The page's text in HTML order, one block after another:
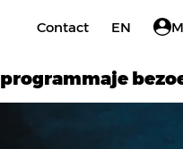
Contact EN
programmaje